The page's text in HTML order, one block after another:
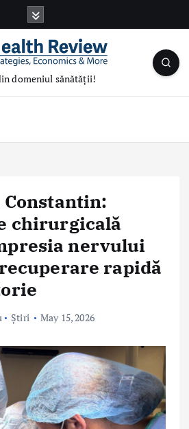
domeniul sănătății!
chirurgicală
nervului
rapidă
Știri May 15, 2026